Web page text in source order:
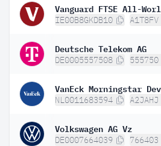
IE00B8GKDB10 A1T8FV
Deutsche Telekom AG
DE0005557508 555750
NL0011683594 A2JAHJ
Volkswagen AG Vz
DE0007664039 766403